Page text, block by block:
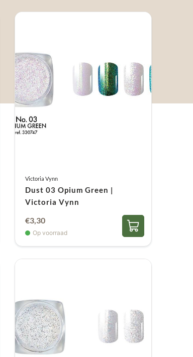
Victoria Vynn
Dust 03 Opium Green |
Victoria Vynn
€3,30
Op voorraad